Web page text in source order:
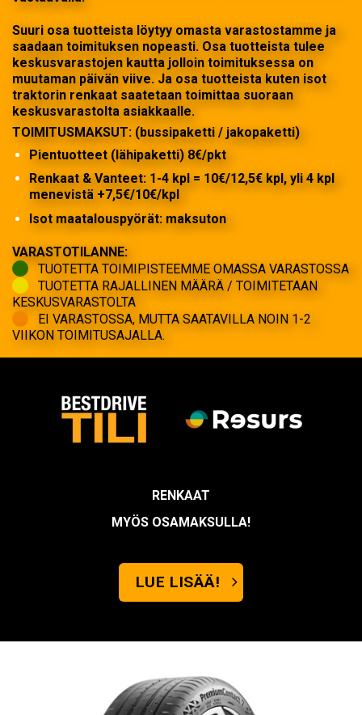
Suuri osa tuotteista löytyy omasta varastostamme ja
saadaan toimituksen nopeasti. Osa tuotteista tulee
keskusvarastojen kautta jolloin toimituksessa on
muutaman päivän viive. Ja osa tuotteista kuten isot
traktorin renkaat saatetaan toimittaa suoraan
keskusvarastolta asiakkaalle.
TOIMITUSMAKSUT: (bussipaketti / jakopaketti)
Pientuotteet (lähipaketti) 8€/pkt
Renkaat & Vanteet: 1-4 kpl = 10€/12,5€ kpl, yli 4 kpl
menevistä +7,5€/10€/kpl
Isot maatalouspyörät: maksuton
VARASTOTILANNE:
TUOTETTA TOIMIPISTEEMME OMASSA VARASTOSSA
TUOTETTA RAJALLINEN MÄÄRÄ / TOIMITETAAN
KESKUSVARASTOLTA
EI VARASTOSSA, MUTTA SAATAVILLA NOIN 1-2
VIIKON TOIMITUSAJALLA.
RENKAAT
MYÖS OSAMAKSULLA!
LUE LISÄÄ!